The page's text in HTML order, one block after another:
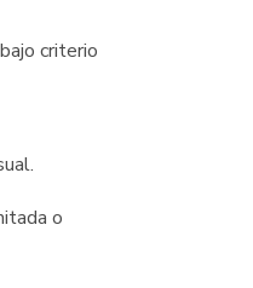
criterio
o